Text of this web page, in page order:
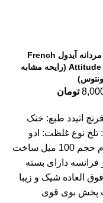
ادکلن مردانه آیدول French
Attitude IDOL (رایحه مشابه
تومان
اتیدد طبع: خنک
تلخ نوع غلظت: ادو
پرفیوم حجم 100 میل ساخت
دارای بسته
العاده شیک و زیبا
پخش بوی قوی